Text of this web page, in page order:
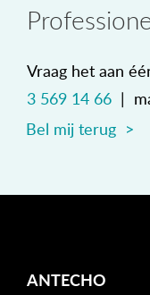
Vraag het aan
3 569 14 66 |
Bel mij terug >
ANTECHO